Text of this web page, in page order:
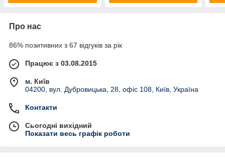
Про нас
86% позитивних з 67 відгуків за рік
Працює з 03.08.2015
м. Київ
04200, вул. Дубровицька, 28, офіс 108, Київ, Україна
Контакти
Сьогодні вихідний
Показати весь графік роботи